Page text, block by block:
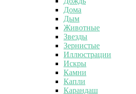
Дома
Дым
Животные
Звезды
Зернистые
Иллюстрации
Искры
Камни
Капли
Карандаш